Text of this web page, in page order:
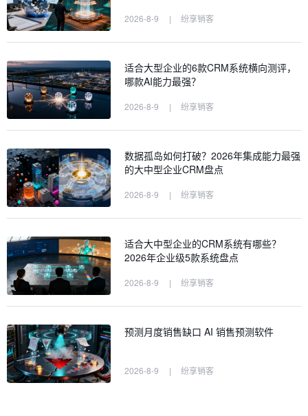
2026-8-9 | 纷享销客
适合大型企业的6款CRM系统横向测评，
哪款AI能力最强？
2026-8-9 | 纷享销客
数据孤岛如何打破？2026年集成能力最强
的大中型企业CRM盘点
2026-8-9 | 纷享销客
适合大中型企业的CRM系统有哪些？
2026年企业级5款系统盘点
2026-8-9 | 纷享销客
预测月度销售缺口 AI 销售预测软件
2026-8-9 | 纷享销客